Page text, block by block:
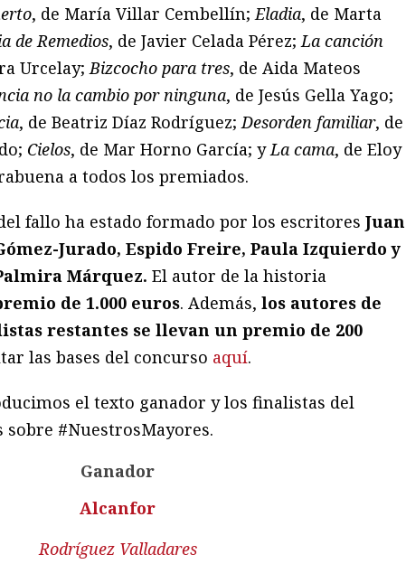
, de María Villar Cembellín;Eladia, de Marta
de Remedios, de Javier Celada Pérez;La canción
Urcelay;Bizcocho para tres, de Aida Mateos
no la cambio por ninguna, de Jesús Gella Yago;
, de Beatriz Díaz Rodríguez;Desorden familiar, de
Cielos, de Mar Horno García; yLa cama, de Eloy
a todos los premiados.
fallo ha estado formado por los escritores Juan
Jurado, Espido Freire, Paula Izquierdo y
Márquez. El autor de la historia
de 1.000 euros. Además, los autores de
restantes se llevan un premio de 200
las bases del concurso aquí.
el texto ganador y los finalistas del
#NuestrosMayores.
Ganador
Alcanfor
Rodríguez Valladares